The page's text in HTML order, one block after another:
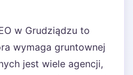
w Grudziądzu to
wymaga gruntownej
jest wiele agencji,